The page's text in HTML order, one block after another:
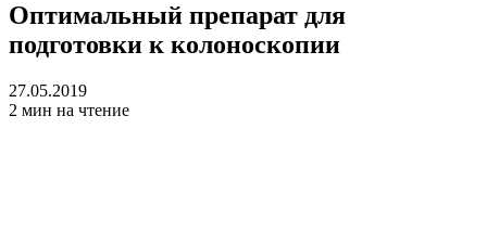
Оптимальный препарат для
подготовки к колоноскопии
27.05.2019
2 мин на чтение